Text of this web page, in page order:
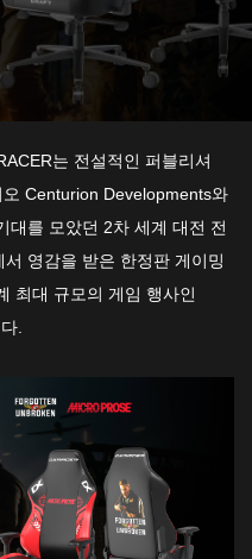
는 전설적인 퍼블리셔
Centurion Developments와
대를 모았던 2차 세계 대전 전
영감을 받은 한정판 게이밍
최대 규모의 게임 행사인
.